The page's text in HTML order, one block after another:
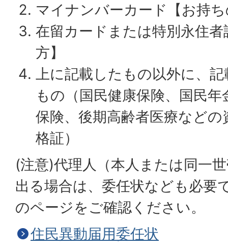
マイナンバーカード【お持
在留カードまたは特別永住
方】
上に記載したもの以外に、
もの（国民健康保険、国民
保険、後期高齢者医療など
格証）
(注意)代理人（本人または同一
出る場合は、委任状なども必要
のページをご確認ください。
住民異動届用委任状